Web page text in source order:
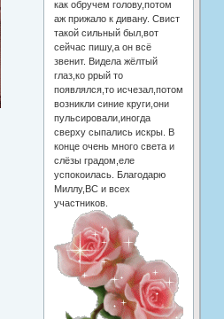
как обручем голову,потом
аж прижало к дивану. Свист
такой сильный был,вот
сейчас пишу,а он всё
звенит. Видела жёлтый
глаз,ко ррый то
появлялся,то исчезал,потом
возникли синие круги,они
пульсировали,иногда
сверху сыпались искры. В
конце очень много света и
слёзы градом,еле
успокоилась. Благодарю
Миллу,ВС и всех
участников.